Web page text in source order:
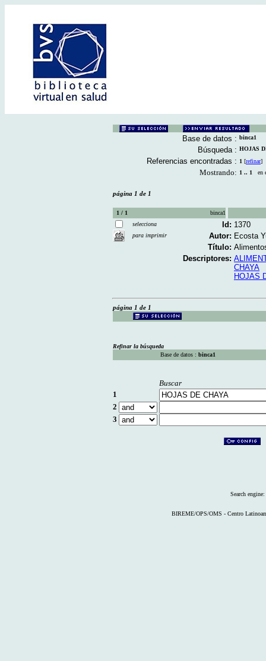
Base de datos : binca1
Búsqueda : HOJAS
Referencias encontradas : 1 [refinar]
Mostrando: 1 .. 1 en
página 1 de 1
1 / 1
binca1
selecciona
para imprimir
Id: 1370
Autor: Ecosta
Título:
Descriptores:
CHAYA
HOJAS
página 1 de 1
Refinar la búsqueda
Base de datos : binca1
Buscar
1
2
3
Search engine:
BIREME/OPS/OMS - Centro